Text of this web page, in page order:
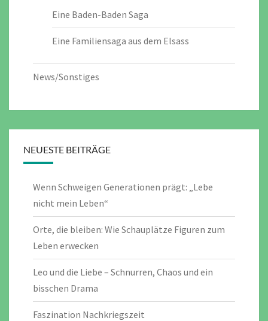
Eine Baden-Baden Saga
Eine Familiensaga aus dem Elsass
News/Sonstiges
NEUESTE BEITRÄGE
Wenn Schweigen Generationen prägt: „Lebe
nicht mein Leben“
Orte, die bleiben: Wie Schauplätze Figuren zum
Leben erwecken
Leo und die Liebe – Schnurren, Chaos und ein
bisschen Drama
Faszination Nachkriegszeit